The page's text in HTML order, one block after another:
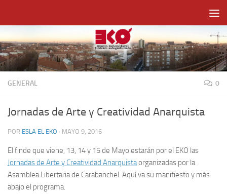
GENERAL 0
Jornadas de Arte y Creatividad Anarquista
POR ESLA EL EKO · MAYO 9, 2016
El finde que viene, 13, 14 y 15 de Mayo estarán por el EKO las
Jornadas de Arte y Creatividad Anarquistaorganizadas por la
Asamblea Libertaria de Carabanchel. Aquí va su manifiesto y más
abajo el programa.